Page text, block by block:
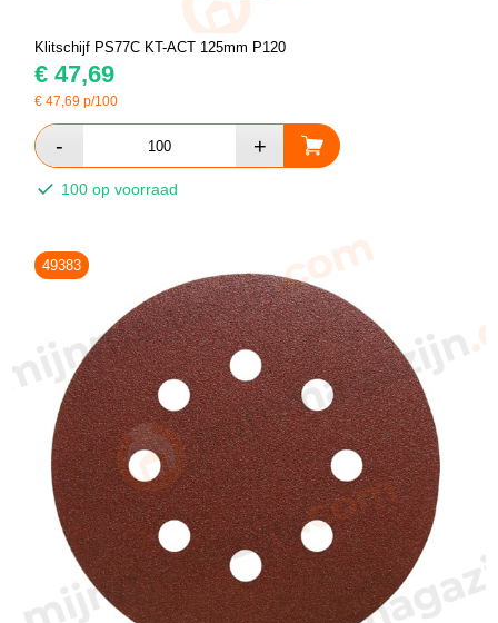
Klitschijf PS77C KT-ACT 125mm P120
€ 47,69
€47,69 p/100
100 op voorraad
49383